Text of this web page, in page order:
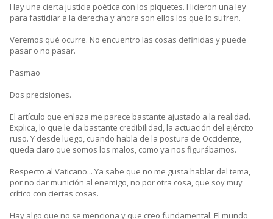
Hay una cierta justicia poética con los piquetes. Hicieron una ley
para fastidiar a la derecha y ahora son ellos los que lo sufren.
Veremos qué ocurre. No encuentro las cosas definidas y puede
pasar o no pasar.
Pasmao
Dos precisiones.
El artículo que enlaza me parece bastante ajustado a la realidad.
Explica, lo que le da bastante credibilidad, la actuación del ejército
ruso. Y desde luego, cuando habla de la postura de Occidente,
queda claro que somos los malos, como ya nos figurábamos.
Respecto al Vaticano... Ya sabe que no me gusta hablar del tema,
por no dar munición al enemigo, no por otra cosa, que soy muy
crítico con ciertas cosas.
Hay algo que no se menciona y que creo fundamental. El mundo